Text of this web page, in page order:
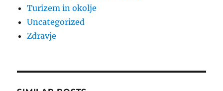
Turizem in okolje
Uncategorized
Zdravje